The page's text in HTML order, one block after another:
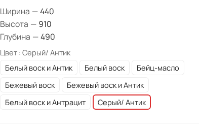
Ширина —440
Высота — 910
Глубина —490
Цвет : Серый/ Антик
Белый воск и Антик
Белый воск
Бейц-масло
Бежевый воск
Бежевый воск и Антик
Белый воск и Антрацит
Серый/ Антик